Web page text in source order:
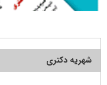
شهریه دکتری